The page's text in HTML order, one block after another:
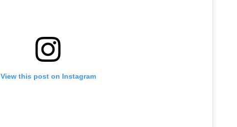
View this post on Instagram